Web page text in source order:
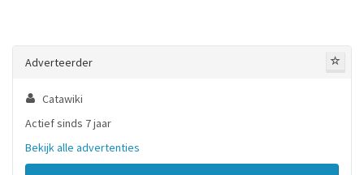
Adverteerder
Catawiki
Actief sinds 7 jaar
Bekijk alle advertenties